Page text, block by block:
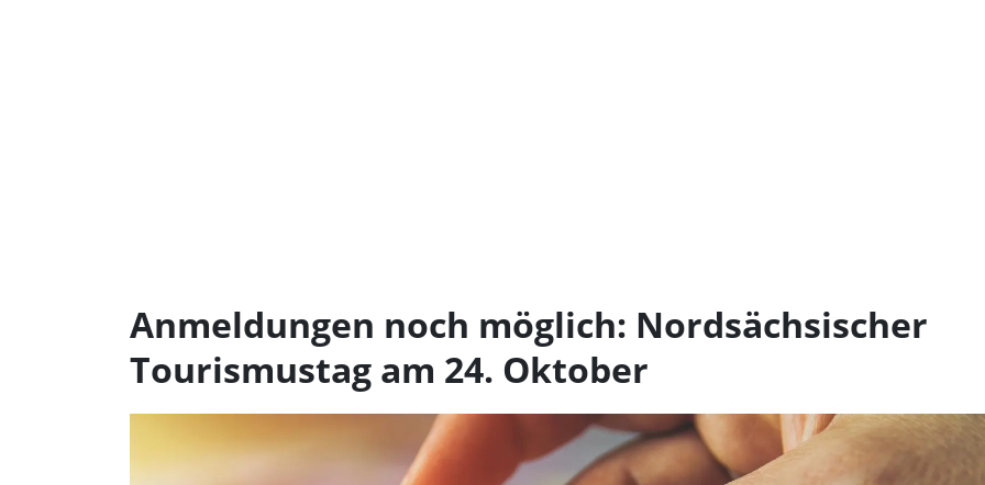
Anmeldungen noch möglich: Nordsächsischer
Tourismustag am 24. Oktober